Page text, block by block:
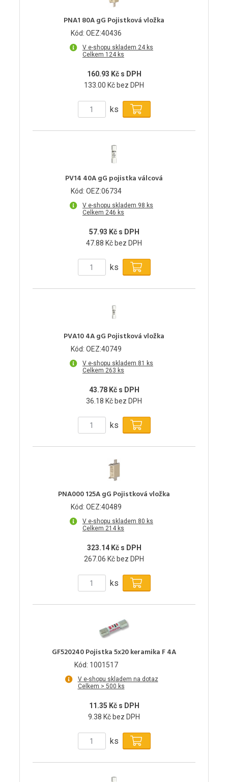
PNA1 80A gG Pojistková vložka
Kód: OEZ:40436
V e-shopu skladem 24 ks
Celkem 124 ks
160.93 Kč s DPH
133.00 Kč bez DPH
ks
PV14 40A gG pojistka válcová
Kód: OEZ:06734
V e-shopu skladem 98 ks
Celkem 246 ks
57.93 Kč s DPH
47.88 Kč bez DPH
ks
PVA10 4A gG Pojistková vložka
Kód: OEZ:40749
V e-shopu skladem 81 ks
Celkem 263 ks
43.78 Kč s DPH
36.18 Kč bez DPH
ks
PNA000 125A gG Pojistková vložka
Kód: OEZ:40489
V e-shopu skladem 80 ks
Celkem 214 ks
323.14 Kč s DPH
267.06 Kč bez DPH
ks
GF520240 Pojistka 5x20 keramika F 4A
Kód: 1001517
V e-shopu skladem na dotaz
Celkem > 500 ks
11.35 Kč s DPH
9.38 Kč bez DPH
ks